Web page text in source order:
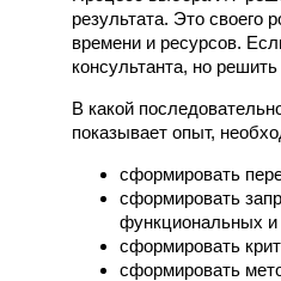
результата. Это своего
времени и ресурсов.
консультанта, но
В какой
показывает опыт,
сформировать
сформировать
функциональных и
сформировать
сформировать